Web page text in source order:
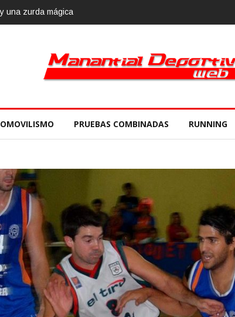
10 de noviembre
PRUEBAS COMBINADAS RUNNING